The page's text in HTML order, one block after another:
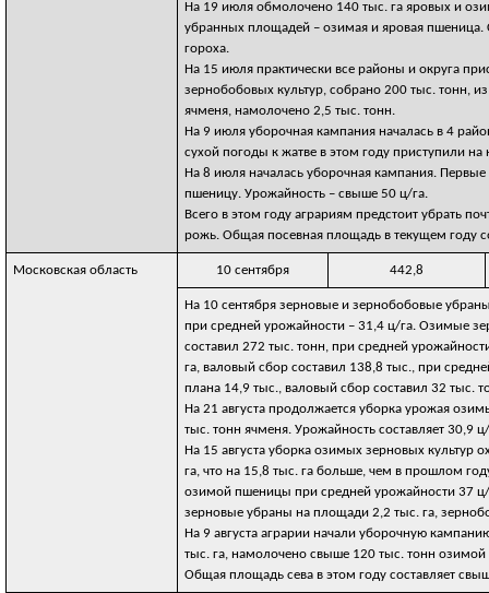
На 19 июля обмолочено 140 тыс. га яровых и
убранных площадей – озимая и яровая пшеница.
гороха.
На 15 июля практически все районы и округа
зернобобовых культур, собрано 200 тыс. тонн,
ячменя, намолочено 2,5 тыс. тонн.
На 9 июля уборочная кампания началась в 4
сухой погоды к жатве в этом году приступили
На 8 июля началась уборочная кампания.
пшеницу. Урожайность – свыше 50 ц/га.
Всего в этом году аграриям предстоит убрать
рожь. Общая посевная площадь в текущем году
Московская область 10 сентября 442,8
На 10 сентября зерновые и зернобобовые
при средней урожайности – 31,4 ц/га. Озимые
составил 272 тыс. тонн, при средней
га, валовый сбор составил 138,8 тыс., при
плана 14,9 тыс., валовый сбор составил 32 тыс.
На 21 августа продолжается уборка урожая
тыс. тонн ячменя. Урожайность составляет 30,9
На 15 августа уборка озимых зерновых
га, что на 15,8 тыс. га больше, чем в прошлом
озимой пшеницы при средней урожайности 37
зерновые убраны на площади 2,2 тыс. га,
На 9 августа аграрии начали уборочную
тыс. га, намолочено свыше 120 тыс. тонн
Общая площадь сева в этом году составляет